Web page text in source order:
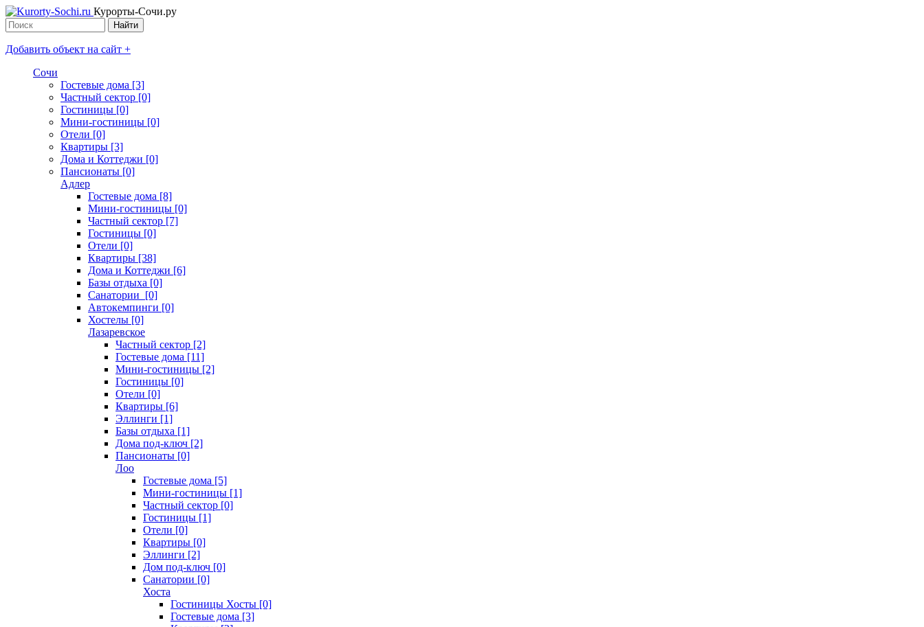
Курорты-Сочи.ру
Добавить объект на сайт +
Сочи
Гостевые дома [3]
Частный сектор [0]
Гостиницы [0]
Мини-гостиницы [0]
Отели [0]
Квартиры [3]
Дома и Коттеджи [0]
Пансионаты [0]
Адлер
Гостевые дома [8]
Мини-гостиницы [0]
Частный сектор [7]
Гостиницы [0]
Отели [0]
Квартиры [38]
Дома и Коттеджи [6]
Базы отдыха [0]
Санатории [0]
Автокемпинги [0]
Хостелы [0]
Лазаревское
Частный сектор [2]
Гостевые дома [11]
Мини-гостиницы [2]
Гостиницы [0]
Отели [0]
Квартиры [6]
Эллинги [1]
Базы отдыха [1]
Дома под-ключ [2]
Пансионаты [0]
Лоо
Гостевые дома [5]
Мини-гостиницы [1]
Частный сектор [0]
Гостиницы [1]
Отели [0]
Квартиры [0]
Эллинги [2]
Дом под-ключ [0]
Санатории [0]
Хоста
Гостиницы Хосты [0]
Гостевые дома [3]